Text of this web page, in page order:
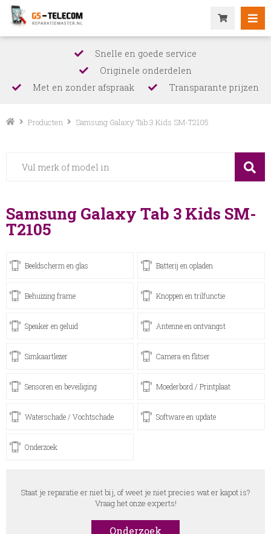
Snelle en goede service
Originele onderdelen
Met en zonder afspraak
Transparante prijzen
Producten Samsung Galaxy Tab 3 Kids SM-T2105
Samsung Galaxy Tab 3 Kids SM-
T2105
Beeldscherm en glas Batterij en opladen
Behuizing frame Knoppen en trilfunctie
Speaker en geluid Antenne en ontvangst
Simkaartlezer Camera en flitser
Sensoren en beveiliging Moederbord / Printplaat
Waterschade / Vochtschade Software en update
Onderzoek
Staat je reparatie er niet bij, of weet je niet precies wat er kapot is?
Vraag het onze experts!
Onderzoek